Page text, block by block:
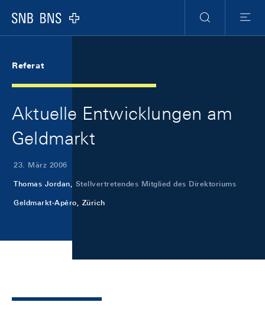
Logo
Suche
Menu
Referat
Aktuelle Entwicklungen am
Geldmarkt
23. März 2006
Thomas Jordan, Stellvertretendes Mitglied des Direktoriums
Geldmarkt-Apéro, Zürich